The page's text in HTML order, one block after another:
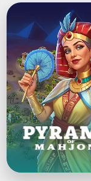
Pyramid
of
Mahjong:
짝
맞
추
기
퍼
즐
게
임